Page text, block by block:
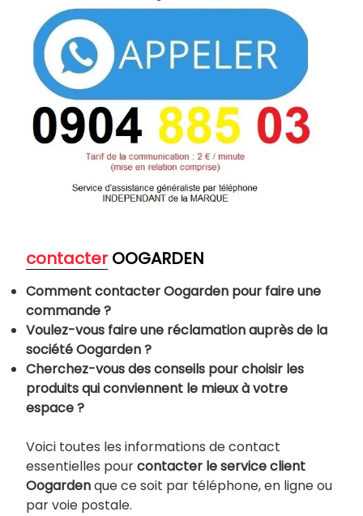
contacterOOGARDEN
Comment contacter Oogarden pour faire une
commande ?
Voulez-vous faire une réclamation auprès de la
société Oogarden ?
Cherchez-vous des conseils pour choisir les
produits qui conviennent le mieux à votre
espace ?
Voici toutes les informations de contact
essentielles pourcontacter le service client
Oogardenque ce soit par téléphone, en ligne ou
par voie postale.